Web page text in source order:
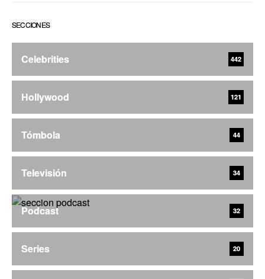
SECCIONES
Celebrities 442
Hollywood 121
Tómbola 44
Televisión 34
Podcast 32
Series 20